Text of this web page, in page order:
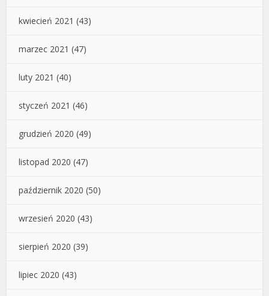
kwiecień 2021 (43)
marzec 2021 (47)
luty 2021 (40)
styczeń 2021 (46)
grudzień 2020 (49)
listopad 2020 (47)
październik 2020 (50)
wrzesień 2020 (43)
sierpień 2020 (39)
lipiec 2020 (43)